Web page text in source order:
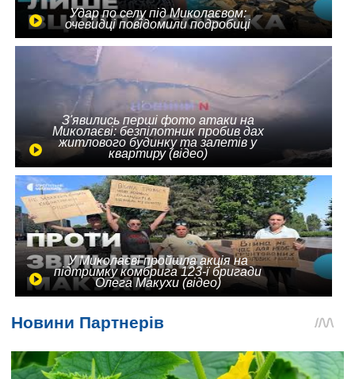
Удар по селу під Миколаєвом:
очевидці повідомили подробиці
З'явились перші фото атаки на
Миколаєві: безпілотник пробив дах
житлового будинку та залетів у
квартиру (відео)
У Миколаєві пройшла акція на
підтримку комбрига 123-ї бригади
Олега Макухи (відео)